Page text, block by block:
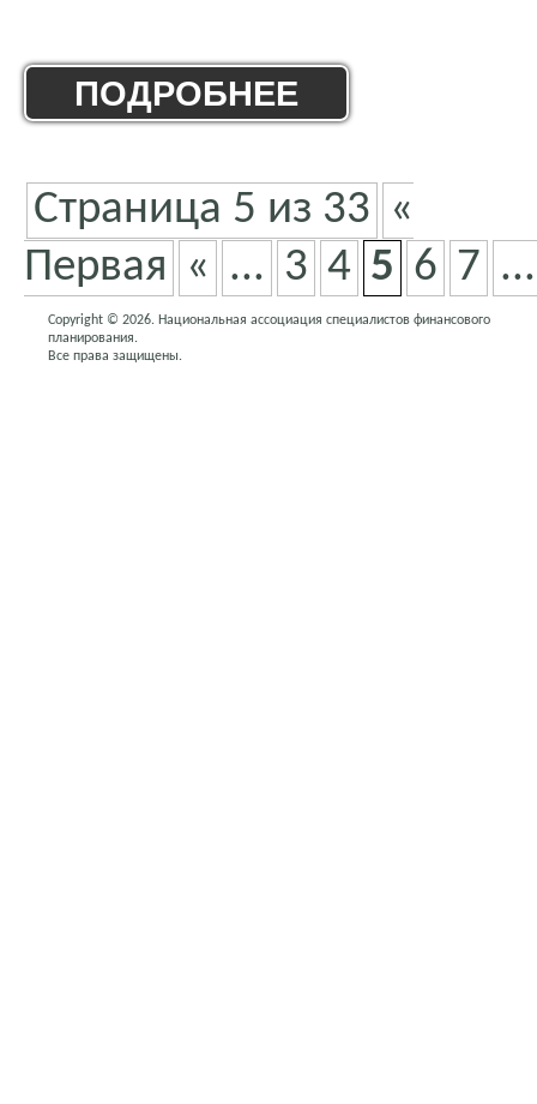
ПОДРОБНЕЕ
Страница 5 из 33 «
Первая « ... 3 4 5 6 7 ...
Copyright © 2026. Национальная ассоциация специалистов финансового
планирования.
Все права защищены.